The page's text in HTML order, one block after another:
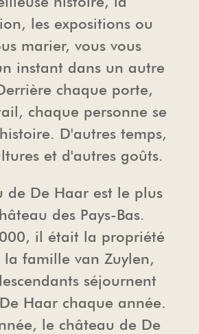
FRÉQUEMMENT
ET DE FILMS
DU CHÂTEAU
ET DE FILMS
CONDITIONS DE LA
les expositions ou
marier, vous vous
instant dans un autre
chaque porte,
chaque personne se
D'autres temps,
et d'autres goûts.
de De Haar est le plus
des Pays-Bas.
il était la propriété
la famille van Zuylen,
séjournent
Haar chaque année.
le château de De